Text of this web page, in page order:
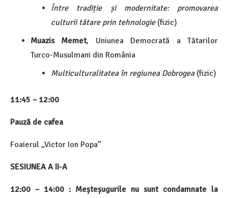
Între tradiție și modernitate: promovarea
culturii tătare prin tehnologie(fizic)
Muazis Memet, Uniunea Democrată a Tătarilor
Turco-Musulmani din România
Multiculturalitatea în regiunea Dobrogea(fizic)
11:45 – 12:00
Pauză de cafea
Foaierul „Victor Ion Popa”
SESIUNEA A II-A
12:00 – 14:00 : Meșteșugurile nu sunt condamnate la